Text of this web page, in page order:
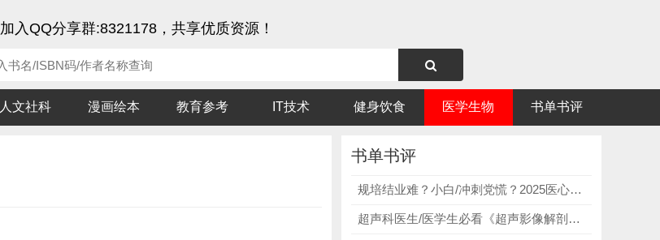
加入QQ分享群:8321178，共享优质资源！
人文社科 漫画绘本 教育参考 IT技术 健身饮食 医学生物 书单书评
书单书评
规培结业难？小白/冲刺党慌？2025医心医考康康笔记，精准破解中医规培辨证难、方药记混、学练脱节、知识点繁杂核心痛点！
超声科医生/医学生必看《超声影像解剖学（第2版）》，上千张高清大体解剖示意图与超声图像左右对照，让枯燥的解剖知识变得生动易懂！